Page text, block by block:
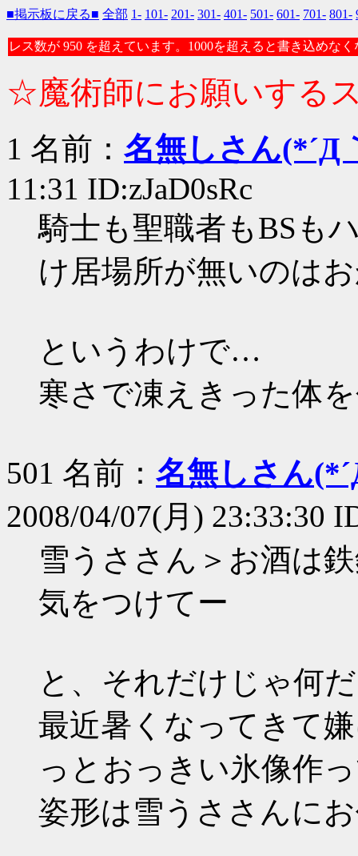
■掲示板に戻る■ 全部 1- 101- 201- 301- 401- 501- 601- 701- 801-
レス数が 950 を超えています。1000を超えると書き込めな
☆魔術師にお願いする
1 名前： 名無しさん(*´Д
11:31 ID:zJaD0sRc
騎士も聖職者もBSも
け居場所が無いのは
というわけで…
寒さで凍えきった体
501 名前： 名無しさん
2008/04/07(月) 23:33:30
雪うささん＞お酒は
気をつけてー
と、それだけじゃ何
最近暑くなってきて
っとおっきい氷像作
姿形は雪うささんに